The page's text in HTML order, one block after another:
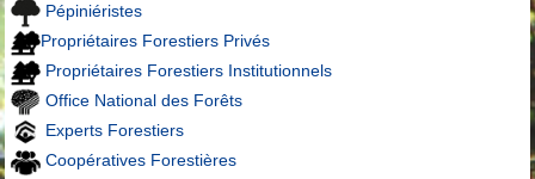
Pépiniéristes
Propriétaires Forestiers Privés
Propriétaires Forestiers Institutionnels
Office National des Forêts
Experts Forestiers
Coopératives Forestières